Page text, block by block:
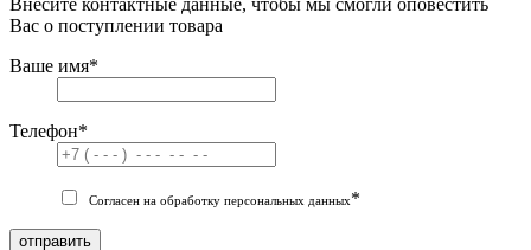
Вас о поступлении товара
Ваше имя*
Телефон*
Согласен на обработку персональных данных*
отправить